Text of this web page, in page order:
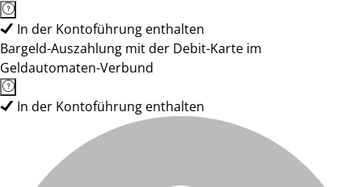
In der Kontoführung enthalten
Bargeld-Auszahlung mit der Debit-Karte im
Geldautomaten-Verbund
In der Kontoführung enthalten